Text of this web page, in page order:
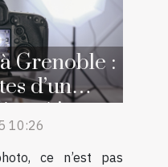
Grenoble :
d’un
!
10:26
ce n’est pas